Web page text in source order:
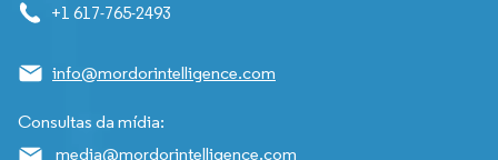
+1 617-765-2493
info@mordorintelligence.com
Consultas da mídia:
media@mordorintelligence.com